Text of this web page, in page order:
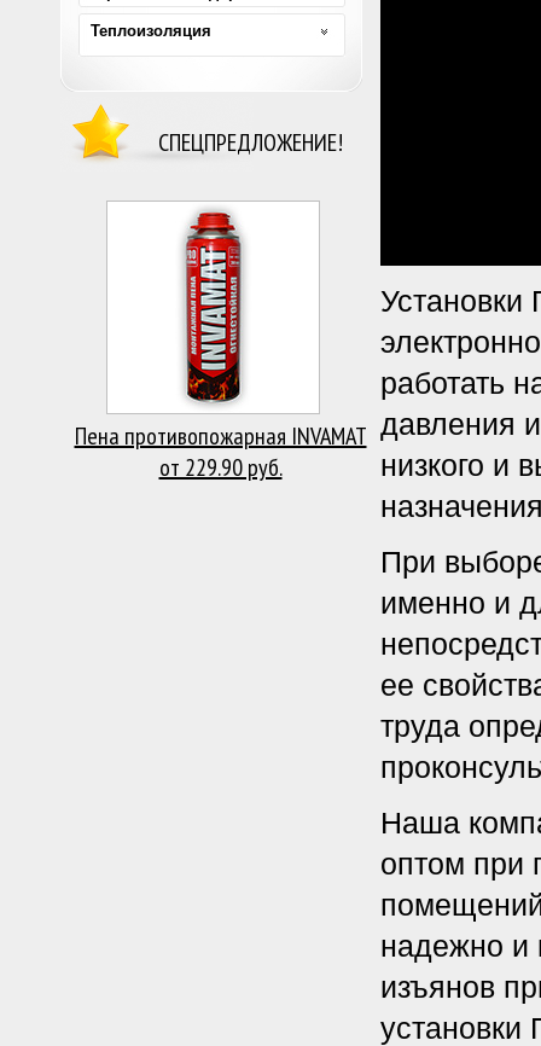
Установки
работать
давления
низкого и
При
именно и
ее
труда
Наша
оптом при
надежно и
изъянов
установки
Теплоизоляция
СПЕЦПРЕДЛОЖЕНИЕ!
Пена противопожарная INVAMAT
от 229.90 руб.